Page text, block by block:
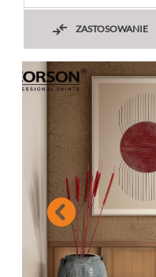
compare_arrows ZASTOSOWANIE